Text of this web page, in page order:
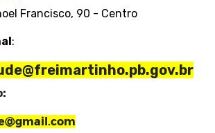
Francisco, 90 - Centro
: